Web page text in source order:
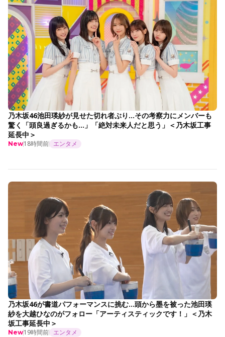
乃木坂46池田瑛紗が見せた切れ者ぶり…その考察力にメンバーも
驚く「頭良過ぎるかも…」「絶対未来人だと思う」＜乃木坂工事
延長中＞
New18時間前 エンタメ
乃木坂46が書道パフォーマンスに挑む…頭から墨を被った池田瑛
紗を大越ひなのがフォロー「アーティスティックです！」＜乃木
坂工事延長中＞
New19時間前 エンタメ